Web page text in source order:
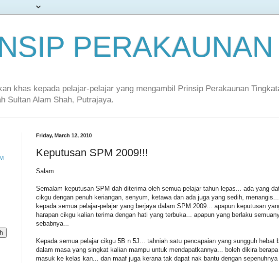
PERAKAUNAN
khas kepada pelajar-pelajar yang mengambil Prinsip Perakaunan
Sultan Alam Shah, Putrajaya.
Friday, March 12, 2010
Keputusan SPM 2009!!!
Salam...
Semalam keputusan SPM dah diterima oleh semua pelajar tahun lepas... ada yang
cikgu dengan penuh keriangan, senyum, ketawa dan ada juga yang sedih,
kepada semua pelajar-pelajar yang berjaya dalam SPM 2009... apapun keputusan
harapan cikgu kalian terima dengan hati yang terbuka... apapun yang berlaku
sebabnya...
Kepada semua pelajar cikgu 5B n 5J... tahniah satu pencapaian yang sungguh hebat
dalam masa yang singkat kalian mampu untuk mendapatkannya... boleh dikira
masuk ke kelas kan... dan maaf juga kerana tak dapat nak bantu dengan